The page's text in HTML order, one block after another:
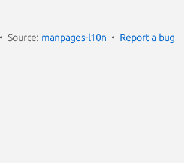
Source: manpages-l10n Report a bug